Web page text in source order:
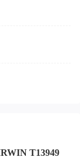
T13949